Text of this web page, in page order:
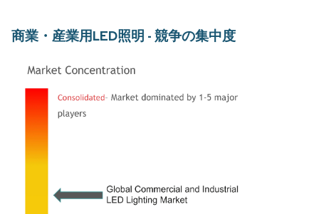
商業・産業用LED照明 - 競争の集中度